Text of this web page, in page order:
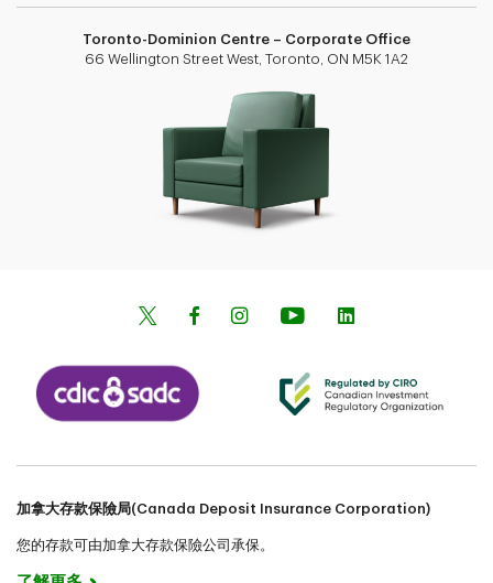
Toronto-Dominion Centre – Corporate Office
66 Wellington Street West, Toronto, ON M5K 1A2
加拿大存款保險局(Canada Deposit Insurance Corporation)
您的存款可由加拿大存款保險公司承保。